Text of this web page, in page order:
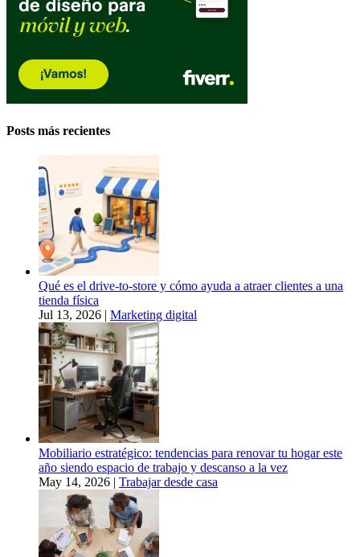
Posts más recientes
Qué es el drive-to-store y cómo ayuda a atraer clientes a una
tienda física
Jul 13, 2026 | Marketing digital
Mobiliario estratégico: tendencias para renovar tu hogar este
año siendo espacio de trabajo y descanso a la vez
May 14, 2026 | Trabajar desde casa